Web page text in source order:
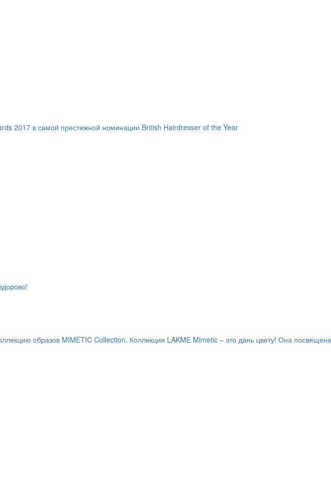
2017 в самой престижной номинации British Hairdresser of the Year
образов MIMETIC Collection. Коллекция LAKME Mimetic – это дань цвету! Она посвящена